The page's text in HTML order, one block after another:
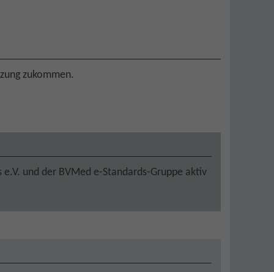
zukommen.
und der BVMed e-Standards-Gruppe aktiv